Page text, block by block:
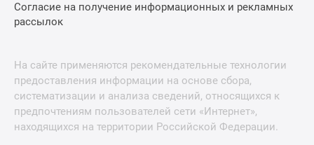
Согласие на получение информационных и рекламных
рассылок
На сайте применяются рекомендательные технологии
предоставления информации на основе сбора,
систематизации и анализа сведений, относящихся к
предпочтениям пользователей сети «Интернет»,
находящихся на территории Российской Федерации.